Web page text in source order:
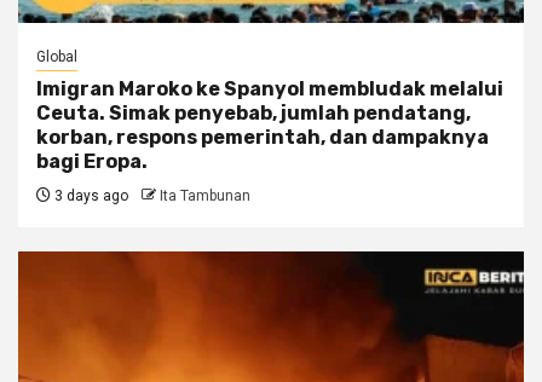
Global
Imigran Maroko ke Spanyol membludak melalui
Ceuta. Simak penyebab, jumlah pendatang,
korban, respons pemerintah, dan dampaknya
bagi Eropa.
3 days ago Ita Tambunan